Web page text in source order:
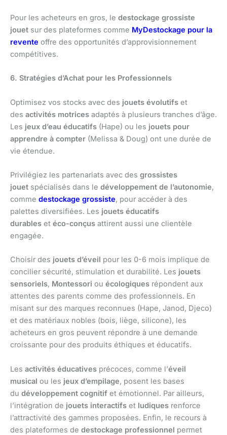
Pour les acheteurs en gros, le destockage grossiste
jouet sur des plateformes comme MyDestockage pour la
revente offre des opportunités d’approvisionnement
compétitives.
6. Stratégies d’Achat pour les Professionnels
Optimisez vos stocks avec des jouets évolutifs et
des activités motrices adaptés à plusieurs tranches d’âge.
Les jeux d’eau éducatifs (Hape) ou les jouets pour
apprendre à compter (Melissa & Doug) ont une durée de
vie étendue.
Privilégiez les partenariats avec des grossistes
jouet spécialisés dans le développement de l’autonomie,
comme destockage grossiste, pour accéder à des
palettes diversifiées. Les jouets éducatifs
durables et éco-conçus attirent aussi une clientèle
engagée.
Choisir des jouets d’éveil pour les 0-6 mois implique de
concilier sécurité, stimulation et durabilité. Les jouets
sensoriels, Montessori ou écologiques répondent aux
attentes des parents comme des professionnels. En
misant sur des marques reconnues (Hape, Janod, Djeco)
et des matériaux nobles (bois, liège, silicone), les
acheteurs en gros peuvent répondre à une demande
croissante pour des produits éthiques et éducatifs.
Les activités éducatives précoces, comme l’éveil
musical ou les jeux d’empilage, posent les bases
du développement cognitif et émotionnel. Par ailleurs,
l’intégration de jouets interactifs et ludiques renforce
l’attractivité des gammes proposées. Enfin, le recours à
des plateformes de destockage professionnel permet